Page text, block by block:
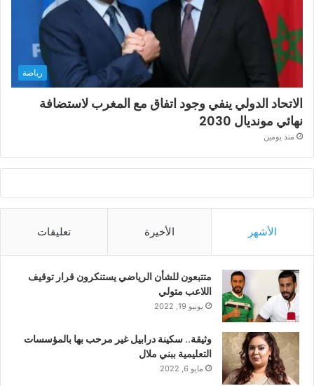
رياضة
الاتحاد الدولي ينفي وجود اتفاق مع المغرب لاستضافة
نهائي مونديال 2030
منذ يومين
الأشهر الأخيرة تعليقات
متتبعون للشأن الرياضي يستنكرون قرار توقيف
اللاعب متولي
يونيو 19, 2022
وثيقة.. سكينة درابيل غير مرحب بها بالمؤسسات
التعليمية ببني ملال
مايو 6, 2022